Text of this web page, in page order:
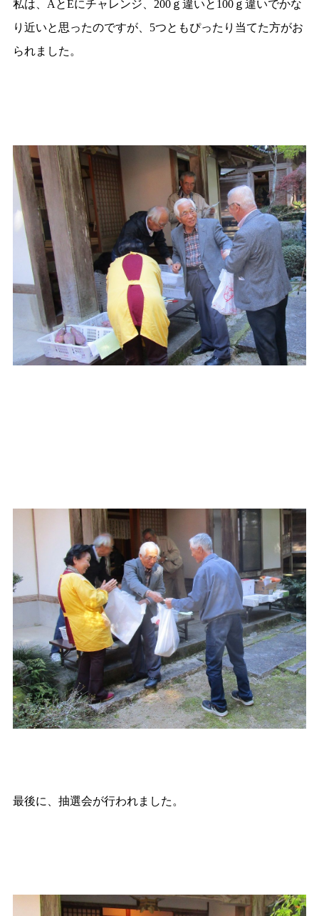
私は、 AとEにチャレンジ、 200ｇ違いと 100ｇ違いでかな
り近いと思ったのですが、
5つともぴったり当てた方がお
られました。
最後に、抽選会が行われました。